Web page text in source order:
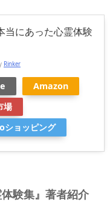
当にあった心霊体験
Rinker
Amazon
場
ショッピング
験集』著者紹介